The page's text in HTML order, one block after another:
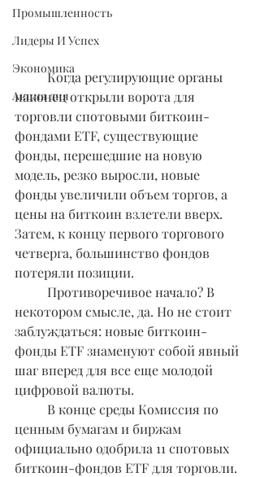
Промышленность
Лидеры И Успех
Экономика
Акция дня
	Когда регулирующие органы
наконец открыли ворота для
торговли спотовыми биткоин-
фондами ETF, существующие
фонды, перешедшие на новую
модель, резко выросли, новые
фонды увеличили объем торгов, а
цены на биткоин взлетели вверх.
Затем, к концу первого торгового
четверга, большинство фондов
потеряли позиции.
некотором смысле, да. Но не стоит
заблуждаться: новые биткоин-
фонды ETF знаменуют собой явный
шаг вперед для все еще молодой
цифровой валюты.
ценным бумагам и биржам
официально одобрила 11 спотовых
биткоин-фондов ETF для торговли.